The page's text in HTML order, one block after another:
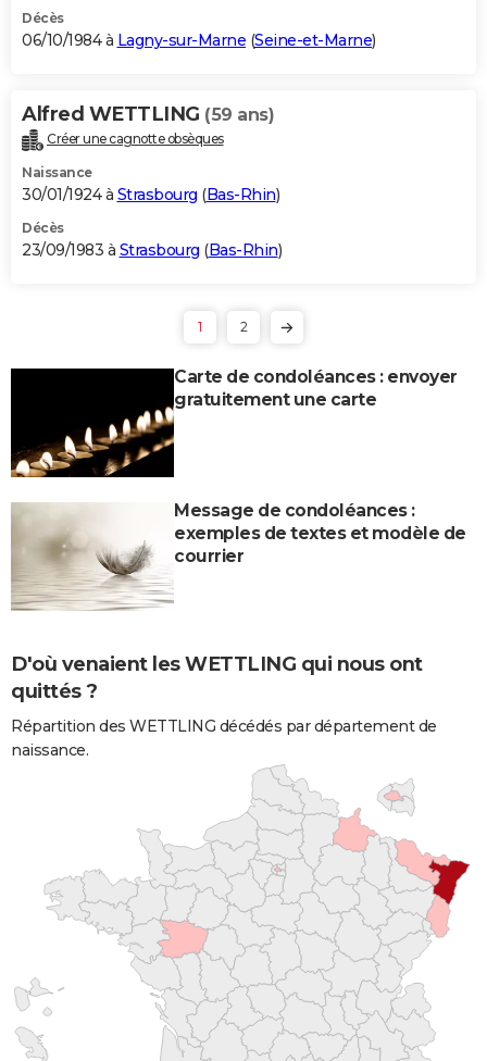
Décès
06/10/1984 à Lagny-sur-Marne (Seine-et-Marne)
Alfred WETTLING (59 ans)
Créer une cagnotte obsèques
Naissance
30/01/1924 à Strasbourg (Bas-Rhin)
Décès
23/09/1983 à Strasbourg (Bas-Rhin)
1 2
Carte de condoléances : envoyer
gratuitement une carte
Message de condoléances :
exemples de textes et modèle de
courrier
D'où venaient les WETTLING qui nous ont
quittés ?
Répartition des WETTLING décédés par département de
naissance.